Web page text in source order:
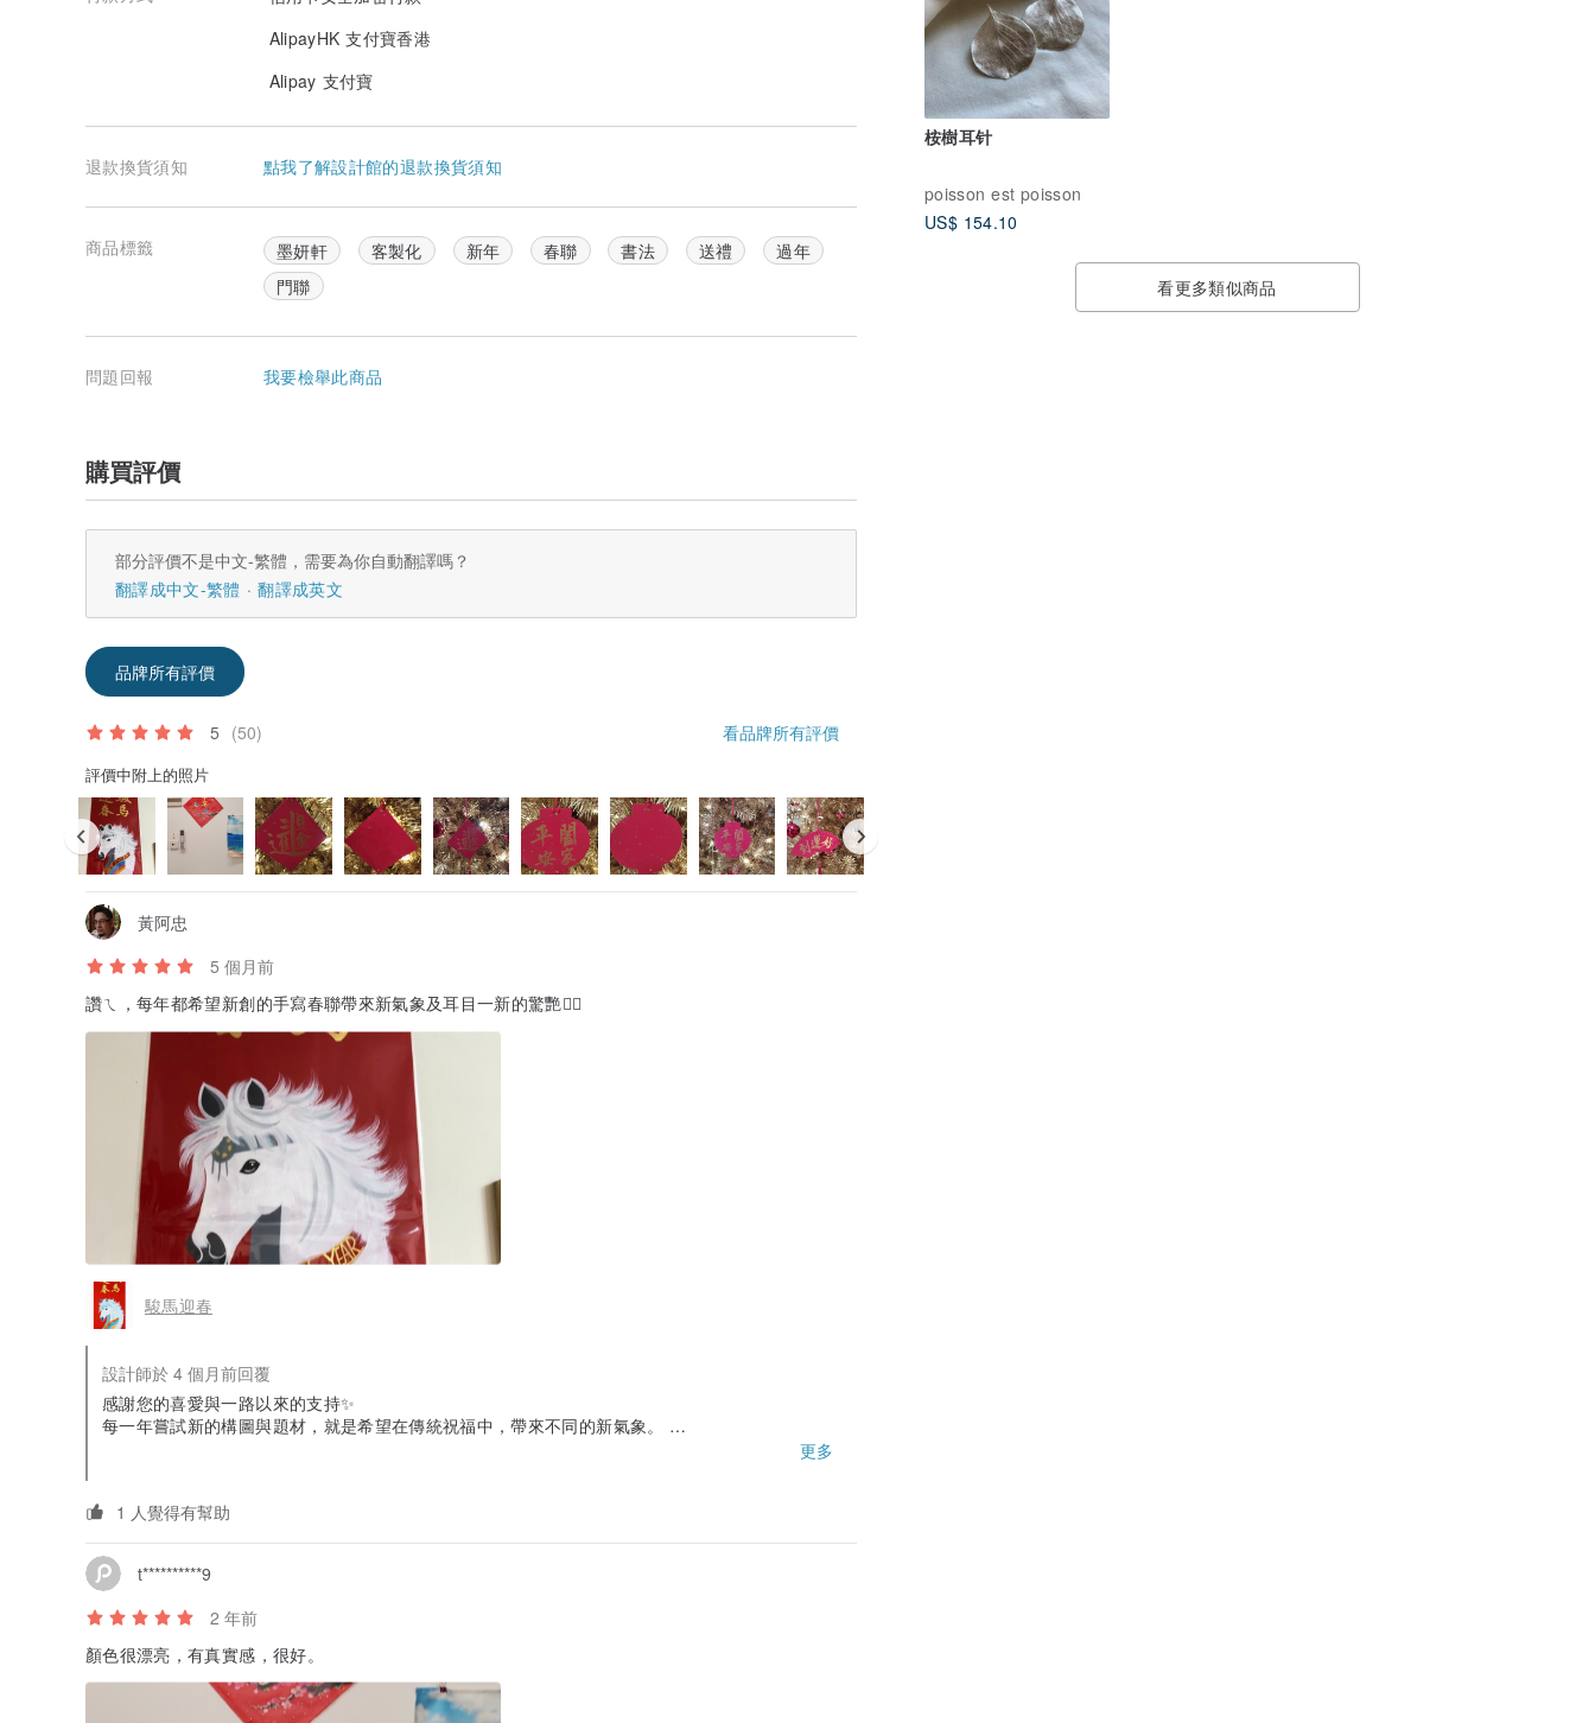
桉樹耳针
poisson est poisson
US$ 154.10
看更多類似商品
AlipayHK 支付寶香港
Alipay 支付寶
退款換貨須知 點我了解設計館的退款換貨須知
商品標籤 墨妍軒 客製化 新年 春聯 書法 送禮
過年
門聯
問題回報 我要檢舉此商品
購買評價
部分評價不是中文-繁體，需要為你自動翻譯嗎？
翻譯成中文-繁體
翻譯成英文
品牌所有評價
5 (50) 看品牌所有評價
評價中附上的照片
黃阿忠
5 個月前
讚ㄟ，每年都希望新創的手寫春聯帶來新氣象及耳目一新的驚艷👍🏻
駿馬迎春
設計師於 4 個月前回覆
感謝您的喜愛與一路以來的支持✨
每一年嘗試新的構圖與題材，就是希望在傳統祝福中，帶來不同的新氣象。
更多
1 人覺得有幫助
t**********9
2 年前
顏色很漂亮，有真實感，很好。